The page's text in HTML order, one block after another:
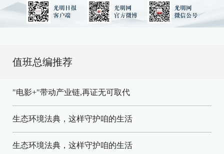
值班总编推荐
"电影+"带动产业链,再证无可取代
生态环境法典，这样守护咱的生活
生态环境法典，这样守护咱的生活